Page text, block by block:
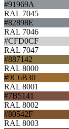
#91969A
RAL 7045
#82898E
RAL 7046
#CFD0CF
RAL 7047
#887142
RAL 8000
#9C6B30
RAL 8001
#7B5141
RAL 8002
#80542F
RAL 8003